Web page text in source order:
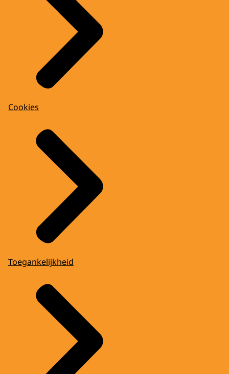
Cookies
Toegankelijkheid